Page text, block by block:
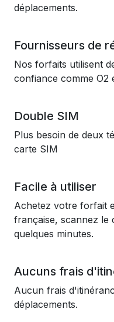
déplacements.
Fournisseurs de
Nos forfaits utilisent
confiance comme O2
Double SIM
Plus besoin de deux
carte SIM
Facile à utiliser
Achetez votre forfait
française, scannez le
quelques minutes.
Aucuns frais
Aucun frais
déplacements.